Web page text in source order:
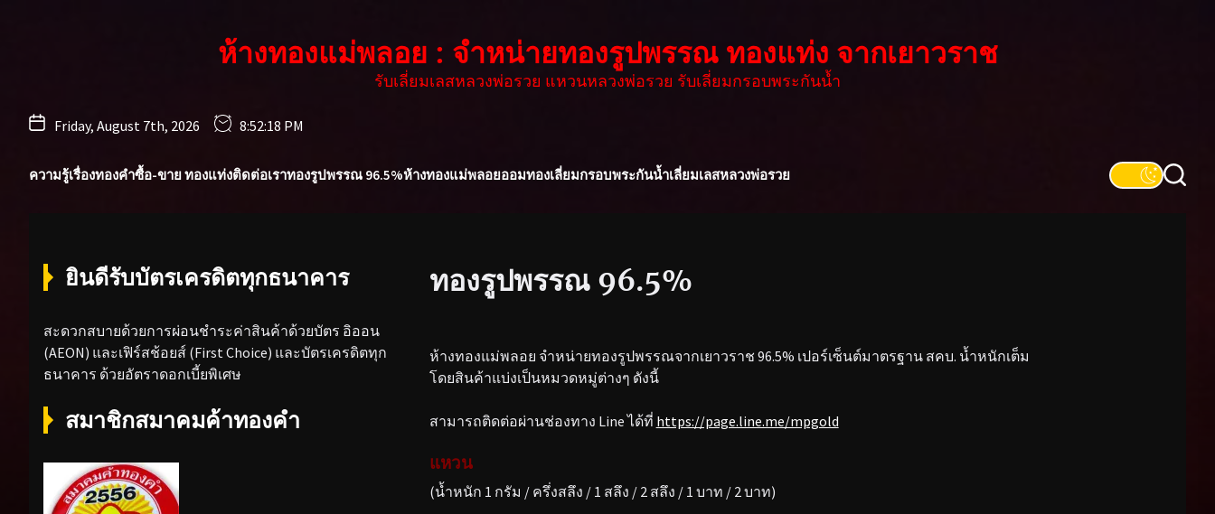
ห้างทองแม่พลอย : จำหน่ายทองรูปพรรณ ทองแท่ง จากเยาวราช
รับเลี่ยมเลสหลวงพ่อรวย แหวนหลวงพ่อรวย รับเลี่ยมกรอบพระกันน้ำ
Friday, August 7th, 2026 8:52:20 PM
ความรู้เรื่องทองคำซื้อ-ขาย ทองแท่งติดต่อเราทองรูปพรรณ 96.5%ห้างทองแม่พลอยออมทองเลี่ยมกรอบพระกันน้ำเลี่ยมเลสหลวงพ่อรวย
ทองรูปพรรณ 96.5%
ห้างทองแม่พลอย จำหน่ายทองรูปพรรณจากเยาวราช 96.5% เปอร์เซ็นต์มาตรฐาน สคบ. น้ำหนักเต็ม
โดยสินค้าแบ่งเป็นหมวดหมู่ต่างๆ ดังนี้
สามารถติดต่อผ่านช่องทาง Line ได้ที่ https://page.line.me/mpgold
แหวน
(น้ำหนัก 1 กรัม / ครึ่งสลึง / 1 สลึง / 2 สลึง / 1 บาท / 2 บาท)
ยินดีรับบัตรเครดิตทุกธนาคาร
สะดวกสบายด้วยการผ่อนชำระค่าสินค้าด้วยบัตร อิออน
(AEON) และเฟิร์สช้อยส์ (First Choice) และบัตรเครดิตทุก
ธนาคาร ด้วยอัตราดอกเบี้ยพิเศษ
สมาชิกสมาคมค้าทองคำ